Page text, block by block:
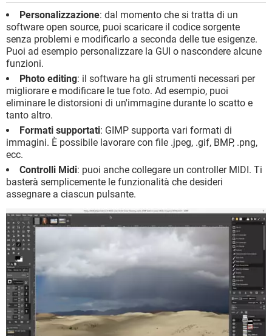
Personalizzazione: dal momento che si tratta di un
software open source, puoi scaricare il codice sorgente
senza problemi e modificarlo a seconda delle tue esigenze.
Puoi ad esempio personalizzare la GUI o nascondere alcune
funzioni.
Photo editing: il software ha gli strumenti necessari per
migliorare e modificare le tue foto. Ad esempio, puoi
eliminare le distorsioni di un'immagine durante lo scatto e
tanto altro.
Formati supportati: GIMP supporta vari formati di
immagini. È possibile lavorare con file .jpeg, .gif, BMP, .png,
ecc.
Controlli Midi: puoi anche collegare un controller MIDI. Ti
basterà semplicemente le funzionalità che desideri
assegnare a ciascun pulsante.